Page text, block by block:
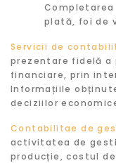
plată, foi de
Servicii de
prezentare fidelă
financiare, prin
Informațiile
deciziilor
Contabilitae de
activitatea de
producție, costul